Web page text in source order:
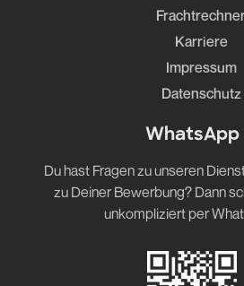
Karriere
Impressum
Datenschutz
WhatsApp
Du hast Fragen zu unseren
zu Deiner Bewerbung? Dann
unkompliziert per